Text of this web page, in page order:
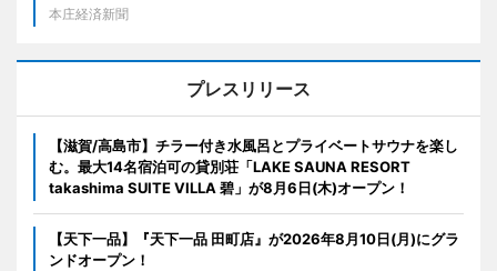
本庄経済新聞
プレスリリース
【滋賀/高島市】チラー付き水風呂とプライベートサウナを楽し
む。最大14名宿泊可の貸別荘「LAKE SAUNA RESORT
takashima SUITE VILLA 碧」が8月6日(木)オープン！
【天下一品】『天下一品 田町店』が2026年8月10日(月)にグラ
ンドオープン！